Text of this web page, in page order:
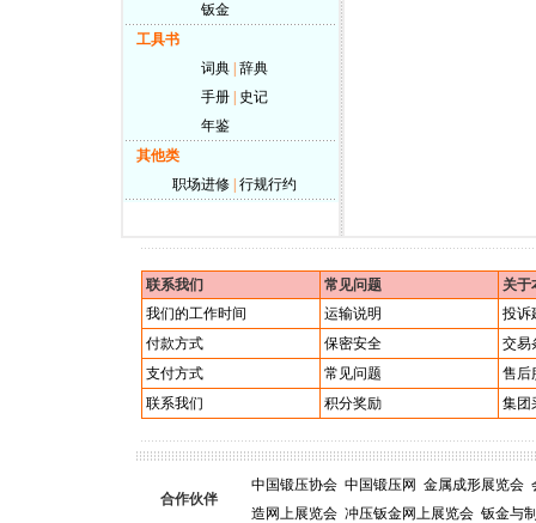
钣金
工具书
词典 辞典
手册
史记
年鉴
其他类
职场进修 行规行约
联系我们 常见问题
关于
我们的工作时间
运输说明
投诉
付款方式
保密安全
交易
支付方式
常见问题
售后
联系我们
积分奖励 集团
合作伙伴
中国锻压协会 中国锻压网 金属成形展览会
造网上展览会 冲压钣金网上展览会 钣金与